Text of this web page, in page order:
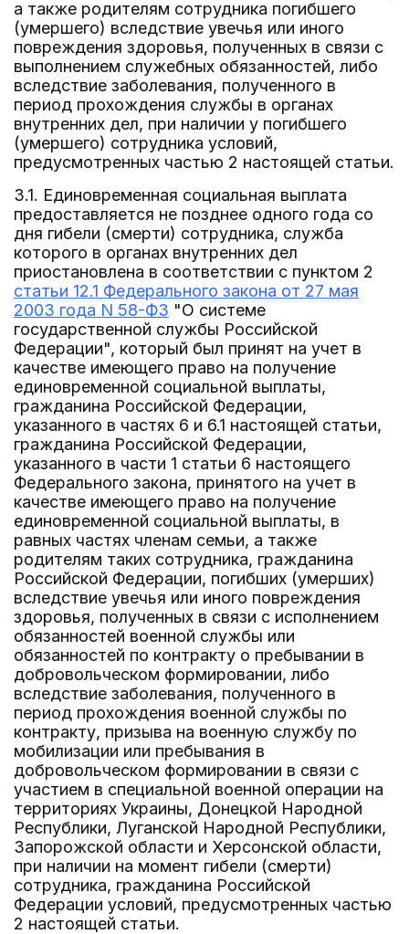
а также родителям сотрудника погибшего
(умершего) вследствие увечья или иного
повреждения здоровья, полученных в связи с
выполнением служебных обязанностей, либо
вследствие заболевания, полученного в
период прохождения службы в органах
внутренних дел, при наличии у погибшего
(умершего) сотрудника условий,
предусмотренных частью 2 настоящей статьи.
3.1. Единовременная социальная выплата
предоставляется не позднее одного года со
дня гибели (смерти) сотрудника, служба
которого в органах внутренних дел
приостановлена в соответствии с пунктом 2
статьи 12.1 Федерального закона от 27 мая
2003 года N 58-ФЗ "О системе
государственной службы Российской
Федерации", который был принят на учет в
качестве имеющего право на получение
единовременной социальной выплаты,
гражданина Российской Федерации,
указанного в частях 6 и 6.1 настоящей статьи,
гражданина Российской Федерации,
указанного в части 1 статьи 6 настоящего
Федерального закона, принятого на учет в
качестве имеющего право на получение
единовременной социальной выплаты, в
равных частях членам семьи, а также
родителям таких сотрудника, гражданина
Российской Федерации, погибших (умерших)
вследствие увечья или иного повреждения
здоровья, полученных в связи с исполнением
обязанностей военной службы или
обязанностей по контракту о пребывании в
добровольческом формировании, либо
вследствие заболевания, полученного в
период прохождения военной службы по
контракту, призыва на военную службу по
мобилизации или пребывания в
добровольческом формировании в связи с
участием в специальной военной операции на
территориях Украины, Донецкой Народной
Республики, Луганской Народной Республики,
Запорожской области и Херсонской области,
при наличии на момент гибели (смерти)
сотрудника, гражданина Российской
Федерации условий, предусмотренных частью
2 настоящей статьи.